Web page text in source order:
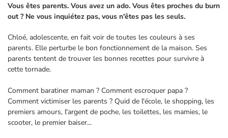
Vous êtes parents. Vous avez un ado. Vous êtes proches du burn
out ? Ne vous inquiétez pas, vous n'êtes pas les seuls.
Chloé, adolescente, en fait voir de toutes les couleurs à ses
parents. Elle perturbe le bon fonctionnement de la maison. Ses
parents tentent de trouver les bonnes recettes pour survivre à
cette tornade.
Comment baratiner maman ? Comment escroquer papa ?
Comment victimiser les parents ? Quid de l'école, le shopping, les
premiers amours, l'argent de poche, les toilettes, les mamies, le
scooter, le premier baiser...